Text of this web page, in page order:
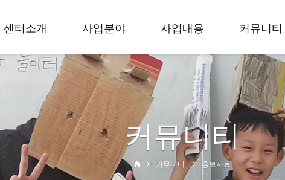
센터소개
조직안내
후원하기
재정공지
오시는길
사업분야
축제
공모
무용
학술
교육
사회공헌
출판
사업내용
입지 효 문화예술축
세대공감 사랑과 효
공모전
입지 효 무용대회
대한민국 효 무용제
학술회의
커뮤니티
공지사항
홍보자료
사진갤러리
동영상
회원소식
참가신청
커뮤니티
커뮤니티 홍보자료